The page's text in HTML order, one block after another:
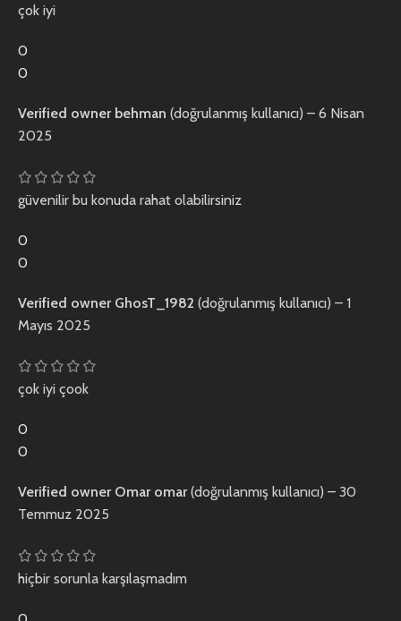
çok iyi
0
0
Verified owner behman (doğrulanmış kullanıcı) – 6 Nisan
2025
güvenilir bu konuda rahat olabilirsiniz
0
0
Verified owner GhosT_1982 (doğrulanmış kullanıcı) – 1
Mayıs 2025
çok iyi çook
0
0
Verified owner Omar omar(doğrulanmış kullanıcı) – 30
Temmuz 2025
hiçbir sorunla karşılaşmadım